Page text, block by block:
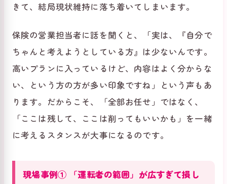
きて、結局現状維持に落ち着いてしまいます。
保険の営業担当者に話を聞くと、「実は、『自分で
ちゃんと考えようとしている方』は少ないんです。
高いプランに入っているけど、内容はよく分からな
い、という方の方が多い印象ですね」という声もあ
ります。だからこそ、「全部お任せ」ではなく、
「ここは残して、ここは削ってもいいかも」を一緒
に考えるスタンスが大事になるのです。
現場事例① 「運転者の範囲」が広すぎて損し